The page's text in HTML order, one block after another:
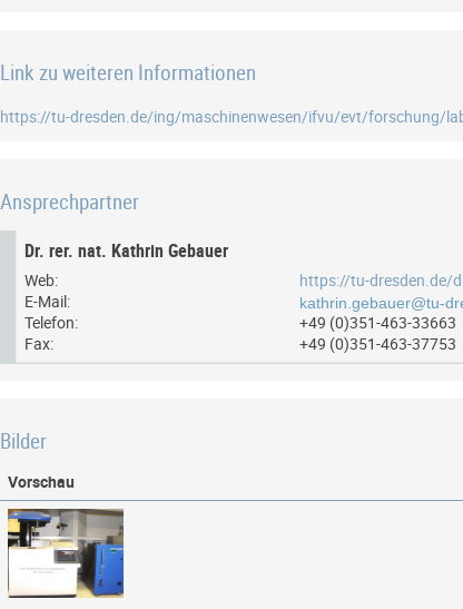
Link zu weiteren Informationen
https://tu-dresden.de/ing/maschinenwesen/ifvu/evt/forschung/
Ansprechpartner
Dr. rer. nat. Kathrin Gebauer
Web:
E-Mail:
Telefon:
+49 (0)351-463-33663
Fax:
+49 (0)351-463-37753
Bilder
Vorschau